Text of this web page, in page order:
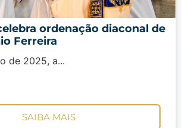
ordenação diaconal de
Ferreira
de 2025, a...
SAIBA MAIS